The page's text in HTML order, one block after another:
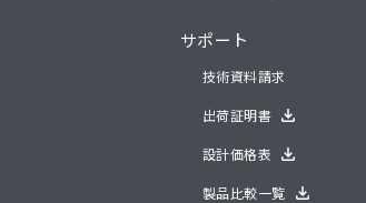
サポート
技術資料請求
出荷証明書
設計価格表
製品比較一覧